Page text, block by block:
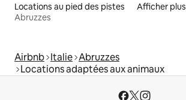
Locations au pied des pistes
Abruzzes
Afficher plus
Airbnb Italie Abruzzes
Locations adaptées aux animaux